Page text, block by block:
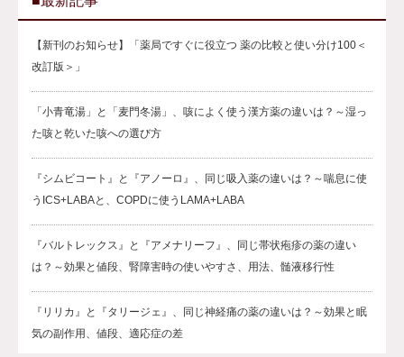
【新刊のお知らせ】「薬局ですぐに役立つ 薬の比較と使い分け100＜
改訂版＞」
「小青竜湯」と「麦門冬湯」、咳によく使う漢方薬の違いは？～湿っ
た咳と乾いた咳への選び方
『シムビコート』と『アノーロ』、同じ吸入薬の違いは？～喘息に使
うICS+LABAと、COPDに使うLAMA+LABA
『バルトレックス』と『アメナリーフ』、同じ帯状疱疹の薬の違い
は？～効果と値段、腎障害時の使いやすさ、用法、髄液移行性
『リリカ』と『タリージェ』、同じ神経痛の薬の違いは？～効果と眠
気の副作用、値段、適応症の差